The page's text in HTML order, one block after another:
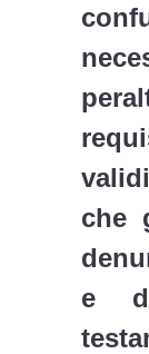
che
e